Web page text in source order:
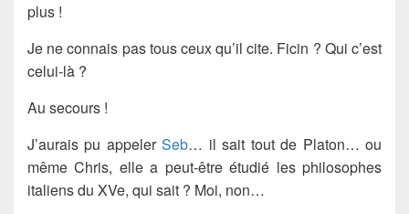
plus !
Je ne connais pas tous ceux qu’il cite. Ficin ? Qui c’est
celui-là ?
Au secours !
J’aurais pu appelerSeb… il sait tout de Platon… ou
même Chris, elle a peut-être étudié les philosophes
italiens du XVe, qui sait ? Moi, non…